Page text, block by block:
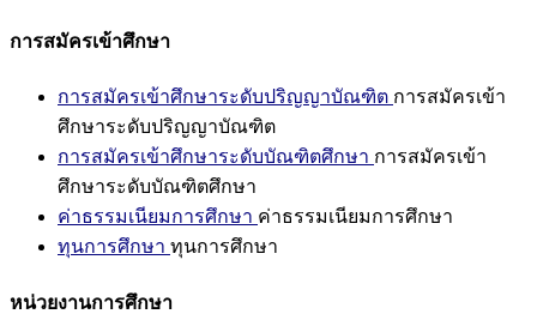
การสมัครเข้าศึกษา
การสมัครเข้าศึกษาระดับปริญญาบัณฑิต การสมัครเข้า
ศึกษาระดับปริญญาบัณฑิต
การสมัครเข้าศึกษาระดับบัณฑิตศึกษา การสมัครเข้า
ศึกษาระดับบัณฑิตศึกษา
ค่าธรรมเนียมการศึกษา ค่าธรรมเนียมการศึกษา
ทุนการศึกษา ทุนการศึกษา
หน่วยงานการศึกษา